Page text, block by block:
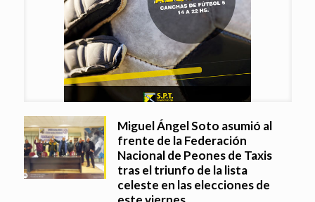
Miguel Ángel Soto asumió al
frente de la Federación
Nacional de Peones de Taxis
tras el triunfo de la lista
celeste en las elecciones de